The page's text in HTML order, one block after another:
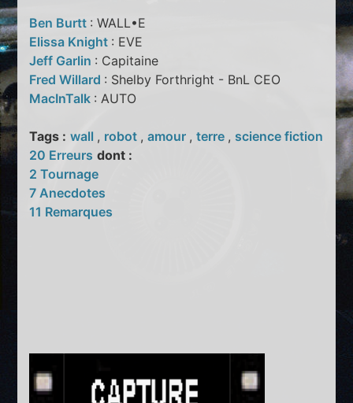
Ben Burtt : WALL•E
Elissa Knight : EVE
Jeff Garlin : Capitaine
Fred Willard : Shelby Forthright - BnL CEO
MacInTalk : AUTO
Tags : wall , robot ,amour ,terre , science fiction
20 Erreurs dont :
2 Tournage
7 Anecdotes
11 Remarques